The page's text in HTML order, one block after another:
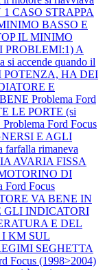
CASO STRAPPA
BASSO E
IL MINIMO
PROBLEMI:1) A
si accende quando il
POTENZA, HA DEI
E
Problema Ford
LE PORTE (si
Problema Ford Focus
E AGLI
rimaneva
AVARIA FISSA
DI
Ford Focus
VA BENE IN
GLI INDICATORI
E DEL
I KM SUL
SEGHETTA
Focus (1998>2004)